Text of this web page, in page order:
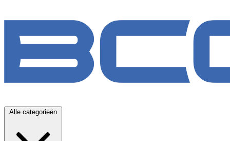
Alle categorieën